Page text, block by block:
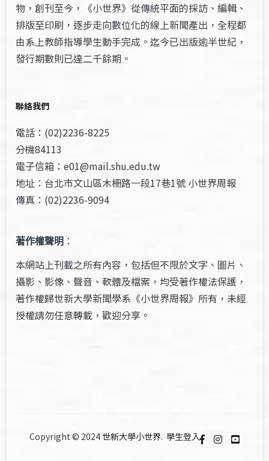
物，創刊至今，《小世界》從傳統平面的採訪、編輯、
排版至印刷，逐步走向數位化的線上新聞產出，全程都
由系上教師指導學生動手完成。迄今已出版逾半世紀，
發行期數則已達二千餘期。
聯絡我們
電話：(02)2236-8225
分機84113
電子信箱：e01@mail.shu.edu.tw
地址：台北市文山區木柵路一段17巷1號 小世界周報
傳真：(02)2236-9094
著作權聲明 ：
本網站上刊載之所有內容，包括但不限於文字、圖片、
攝影、影像、聲音、軟體及檔案，均受著作權法保護，
著作權歸世新大學新聞學系《小世界周報》所有，未經
授權請勿任意轉載，歡迎分享。
Copyright © 2024 世新大學小世界. 學生登入